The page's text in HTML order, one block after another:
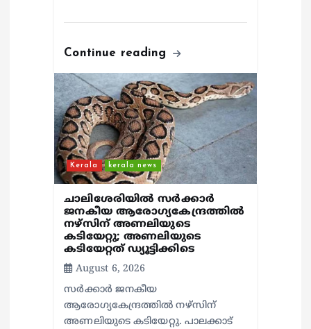
Continue reading
Kerala kerala news
ചാലിശേരിയില്‍ സര്‍ക്കാര്‍
ജനകീയ ആരോഗ്യകേന്ദ്രത്തില്‍
നഴ്സിന് അണലിയുടെ
കടിയേറ്റു; അണലിയുടെ
കടിയേറ്റത് ഡ്യൂട്ടിക്കിടെ
August 6, 2026
സര്‍ക്കാര്‍ ജനകീയ
ആരോഗ്യകേന്ദ്രത്തില്‍ നഴ്സിന്
അണലിയുടെ കടിയേറ്റു. പാലക്കാട്